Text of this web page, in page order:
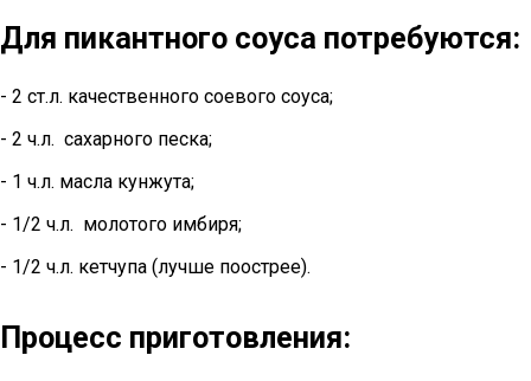
Для пикантного соуса потребуются:
- 2 ст.л. качественного соевого соуса;
- 2 ч.л. сахарного песка;
- 1 ч.л. масла кунжута;
- 1/2 ч.л. молотого имбиря;
- 1/2 ч.л. кетчупа (лучше поострее).
Процесс приготовления: